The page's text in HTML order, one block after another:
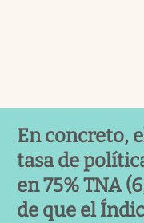
En concreto,
tasa de
en 75% TNA
de que el